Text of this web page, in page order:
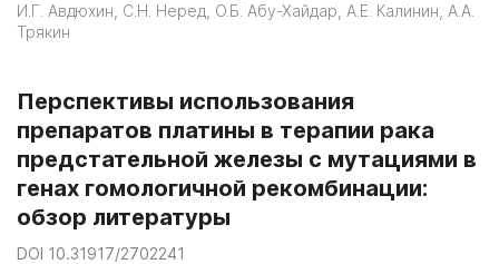
И.Г. Авдюхин, С.Н. Неред, О.Б. Абу-Хайдар, А.Е. Калинин, А.А.
Трякин
Перспективы использования
препаратов платины в терапии рака
предстательной железы с мутациями в
генах гомологичной рекомбинации:
обзор литературы
DOI 10.31917/2702241